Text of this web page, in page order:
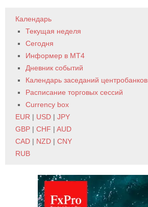
Календарь
Текущая неделя
Сегодня
Информер в MT4
Дневник событий
Календарь заседаний центробанков
Расписание торговых сессий
Currency box
EUR | USD | JPY
GBP | CHF | AUD
CAD | NZD | CNY
RUB